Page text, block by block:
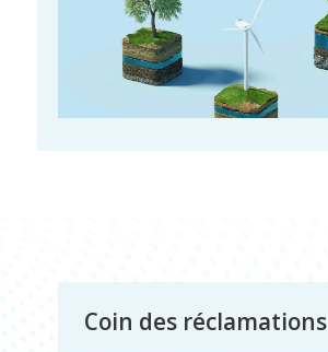
Coin des réclamations